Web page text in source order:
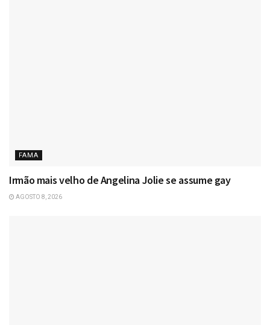
FAMA
Irmão mais velho de Angelina Jolie se assume gay
AGOSTO 8, 2026